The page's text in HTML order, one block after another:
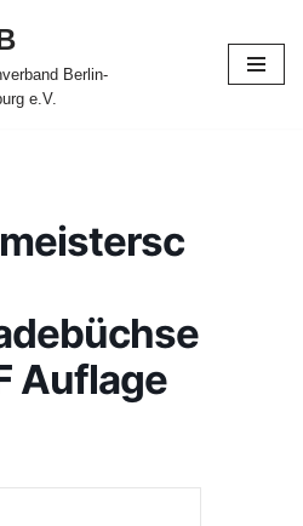
Berlin-
e.V.
Auflage